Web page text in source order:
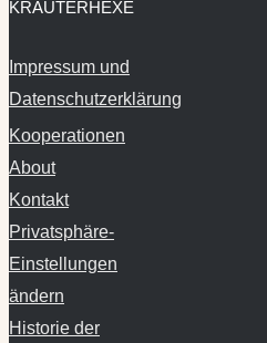
Datenschutzerklärung
Kooperationen
About
Kontakt
Privatsphäre-
Einstellungen
ändern
Historie der
Privatsphäre-